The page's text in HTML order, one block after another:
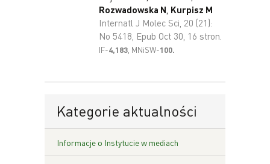
Rozwadowska N, Kurpisz M
Internatl J Molec Sci, 20 (21):
No 5418, Epub Oct 30, 16 stron.
IF-4,183 MNiSW-100.
Kategorie aktualności
Informacje o Instytucie w mediach